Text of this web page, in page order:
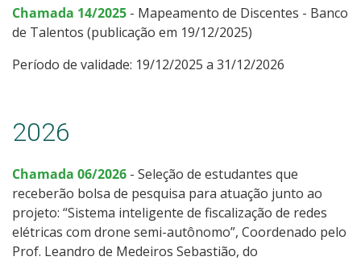
Chamada 14/2025 - Mapeamento de Discentes - Banco
de Talentos (publicação em 19/12/2025)
Período de validade: 19/12/2025 a 31/12/2026
2026
Chamada 06/2026 - Seleção de estudantes que
receberão bolsa de pesquisa para atuação junto ao
projeto: “Sistema inteligente de fiscalização de redes
elétricas com drone semi-autônomo”, Coordenado pelo
Prof. Leandro de Medeiros Sebastião, do